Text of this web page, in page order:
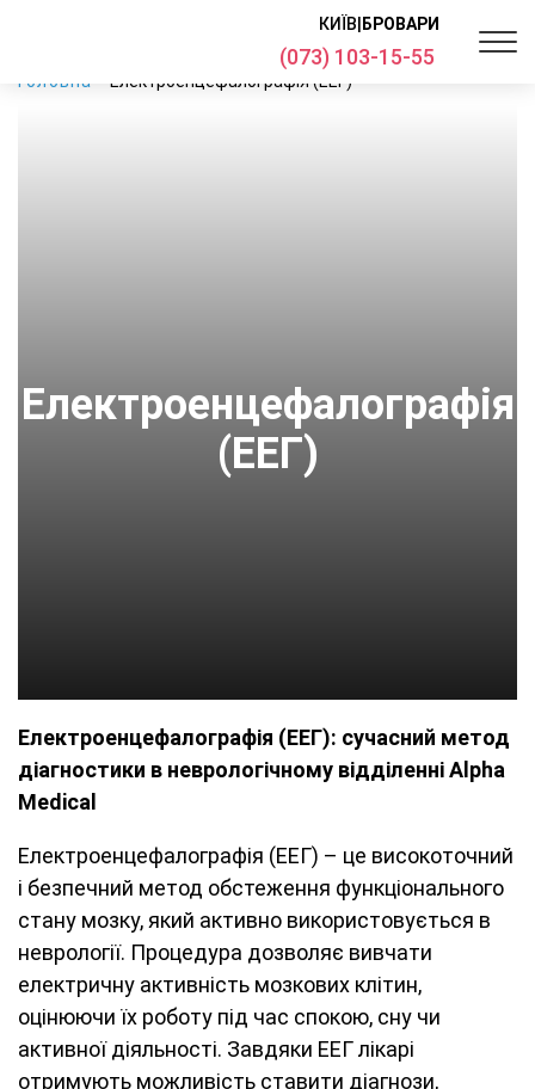
КИЇВ БРОВАРИ
(073) 103-15-55
Головна Електроенцефалографія (ЕЕГ)
Електроенцефалографія
(ЕЕГ)
Електроенцефалографія (ЕЕГ): сучасний метод
діагностики в неврологічному відділенні Alpha
Medical
Електроенцефалографія (ЕЕГ) – це високоточний
і безпечний метод обстеження функціонального
стану мозку, який активно використовується в
неврології. Процедура дозволяє вивчати
електричну активність мозкових клітин,
оцінюючи їх роботу під час спокою, сну чи
активної діяльності. Завдяки ЕЕГ лікарі
отримують можливість ставити діагнози,